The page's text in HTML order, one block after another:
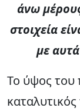
άνω
στοιχεία
με
Το ύψος του